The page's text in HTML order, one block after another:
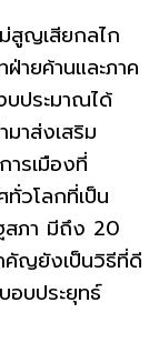
สูญเสียกลไก
ายค้านและภาค
บประมาณได้
าส่งเสริม
ารเมืองที่
วโลกที่เป็น
สภา มีถึง 20
คัญยังเป็นวิธีที่ดี
อบประยุทธ์